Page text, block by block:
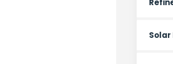
Solar